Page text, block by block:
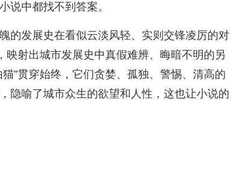
说中都找不到答案。
的发展史在看似云淡风轻、实则交锋凌厉的对
映射出城市发展史中真假难辨、晦暗不明的另
”贯穿始终，它们贪婪、孤独、警惕、清高的
隐喻了城市众生的欲望和人性，这也让小说的